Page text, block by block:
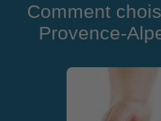
Comment
Provence-